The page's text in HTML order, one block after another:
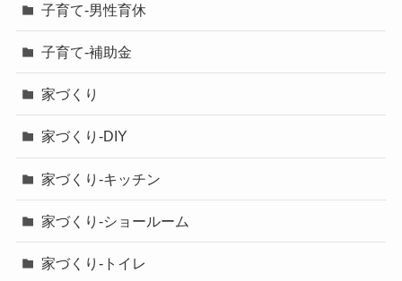
子育て-男性育休
子育て-補助金
家づくり
家づくり-DIY
家づくり-キッチン
家づくり-ショールーム
家づくり-トイレ